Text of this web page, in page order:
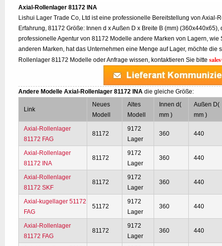
Axial-Rollenlager 81172 INA
Lishui Lager Trade Co, Ltd ist eine professionelle Bereitstellung von Axial-
Erfahrung, 81172 Größe: Innen d x Außen D x Breite B (mm)
professionelle Agentur von 81172 Modelle andere Marken von Lagern, wie
anderen Marken, hat das Unternehmen eine Menge auf Lager, möchte die
Rollenlager 81172 Modelle oder Anfrage wissen, kontaktieren Sie bitte
Andere Modelle Axial-Rollenlager 81172 INA die gleiche Größe:
Link
Neues
Modell
Altes
Modell
Innen d(
mm )
Außen D(
mm )
Axial-Rollenlager
81172 FAG
81172
9172
Lager
360 440
Axial-Rollenlager
81172 INA
81172
9172
Lager
360 440
Axial-Rollenlager
81172 SKF
81172
9172
Lager
360 440
Axial-kugellager 51172
FAG
51172
9172
Lager
360 440
Axial-Rollenlager
81172 FAG
81172
9172
Lager
360 440